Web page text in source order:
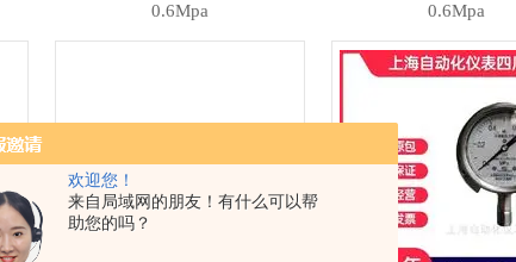
欢迎您！
来自局域网的朋友！有什么可以帮
助您的吗？
0.6Mpa
0.6Mpa